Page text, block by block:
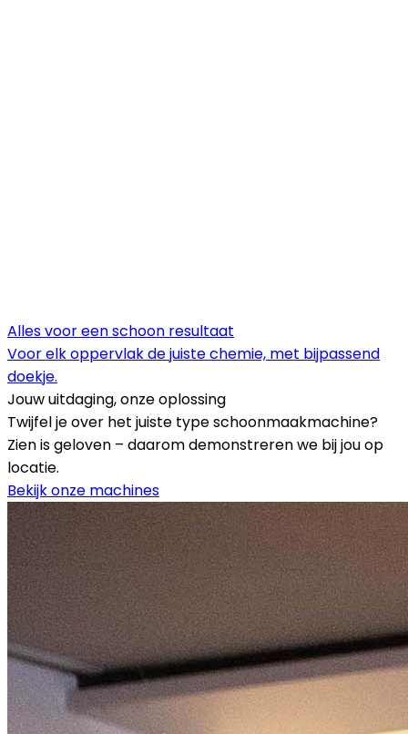
Alles voor een schoon resultaat
Voor elk oppervlak de juiste chemie, met bijpassend
doekje.
Jouw uitdaging, onze oplossing
Twijfel je over het juiste type schoonmaakmachine?
Zien is geloven – daarom demonstreren we bij jou op
locatie.
Bekijk onze machines